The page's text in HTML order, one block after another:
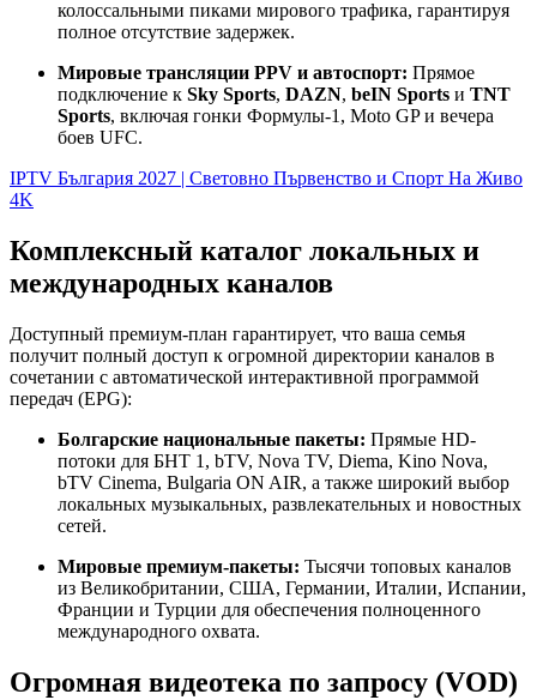
колоссальными пиками мирового трафика, гарантируя
полное отсутствие задержек.
Мировые трансляции PPV и автоспорт: Прямое
подключение к Sky Sports, DAZN, beIN Sports и TNT
Sports, включая гонки Формулы-1, Moto GP и вечера
боев UFC.
IPTV България 2027 | Световно Първенство и Спорт На Живо
4K
Комплексный каталог локальных и
международных каналов
Доступный премиум-план гарантирует, что ваша семья
получит полный доступ к огромной директории каналов в
сочетании с автоматической интерактивной программой
передач (EPG):
Болгарские национальные пакеты: Прямые HD-
потоки для БНТ 1, bTV, Nova TV, Diema, Kino Nova,
bTV Cinema, Bulgaria ON AIR, а также широкий выбор
локальных музыкальных, развлекательных и новостных
сетей.
Мировые премиум-пакеты: Тысячи топовых каналов
из Великобритании, США, Германии, Италии, Испании,
Франции и Турции для обеспечения полноценного
международного охвата.
Огромная видеотека по запросу (VOD)